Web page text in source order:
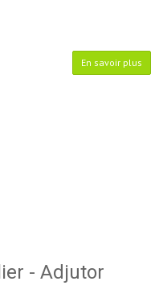
En savoir plus
- Adjutor